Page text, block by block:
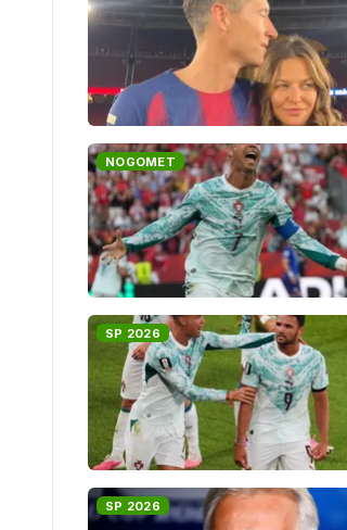
NOGOMET
SP 2026
SP 2026